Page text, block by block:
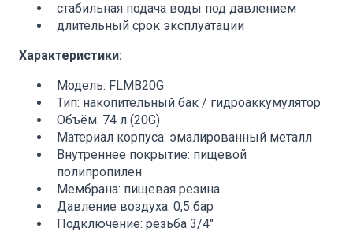
стабильная подача воды под давлением
длительный срок эксплуатации
Характеристики:
Модель: FLMB20G
Тип: накопительный бак / гидроаккумулятор
Объём: 74 л (20G)
Материал корпуса: эмалированный металл
Внутреннее покрытие: пищевой
полипропилен
Мембрана: пищевая резина
Давление воздуха: 0,5 бар
Подключение: резьба 3/4"